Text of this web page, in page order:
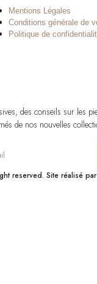
Mentions Légales
Conditions générale de
Politique de
des conseils sur les
de nos nouvelles
reserved. Site réalisé par